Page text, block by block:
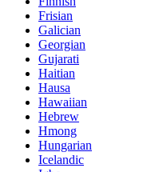
Frisian
Galician
Georgian
Gujarati
Haitian
Hausa
Hawaiian
Hebrew
Hmong
Hungarian
Icelandic